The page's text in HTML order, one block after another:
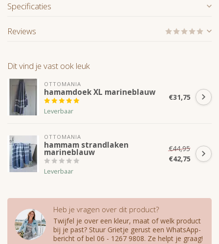
Specificaties
Reviews
Dit vind je vast ook leuk
OTTOMANIA
hamamdoek XL marineblauw
Leverbaar
€31,75
OTTOMANIA
hammam strandlaken
marineblauw
Leverbaar
€44,95
€42,75
Heb je vragen over dit product?
Twijfel je over een kleur, maat of welk product
bij je past? Stuur Grietje gerust een WhatsApp-
bericht of bel 06 - 1267 9808. Ze helpt je graag!